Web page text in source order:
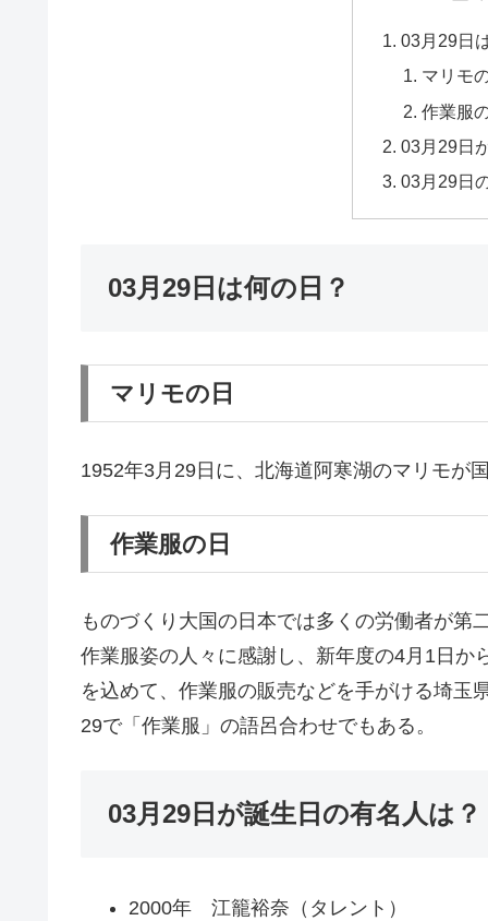
03月29日
マリモ
作業服
03月29日
03月29日
03月29日は何の日？
マリモの日
1952年3月29日に、北海道阿寒湖のマリモが
作業服の日
ものづくり大国の日本では多くの労働者が第
作業服姿の人々に感謝し、新年度の4月1日か
を込めて、作業服の販売などを手がける埼玉
29で「作業服」の語呂合わせでもある。
03月29日が誕生日の有名人は？
2000年 江籠裕奈（タレント）